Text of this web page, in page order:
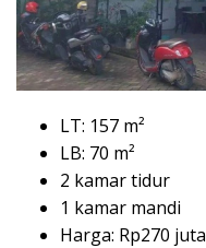
LT: 157 m²
LB: 70 m²
2 kamar tidur
1 kamar mandi
Harga: Rp270 juta